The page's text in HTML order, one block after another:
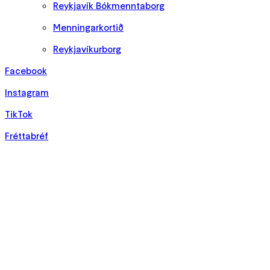
Reykjavík Bókmenntaborg
Menningarkortið
Reykjavíkurborg
Facebook
Instagram
TikTok
Fréttabréf